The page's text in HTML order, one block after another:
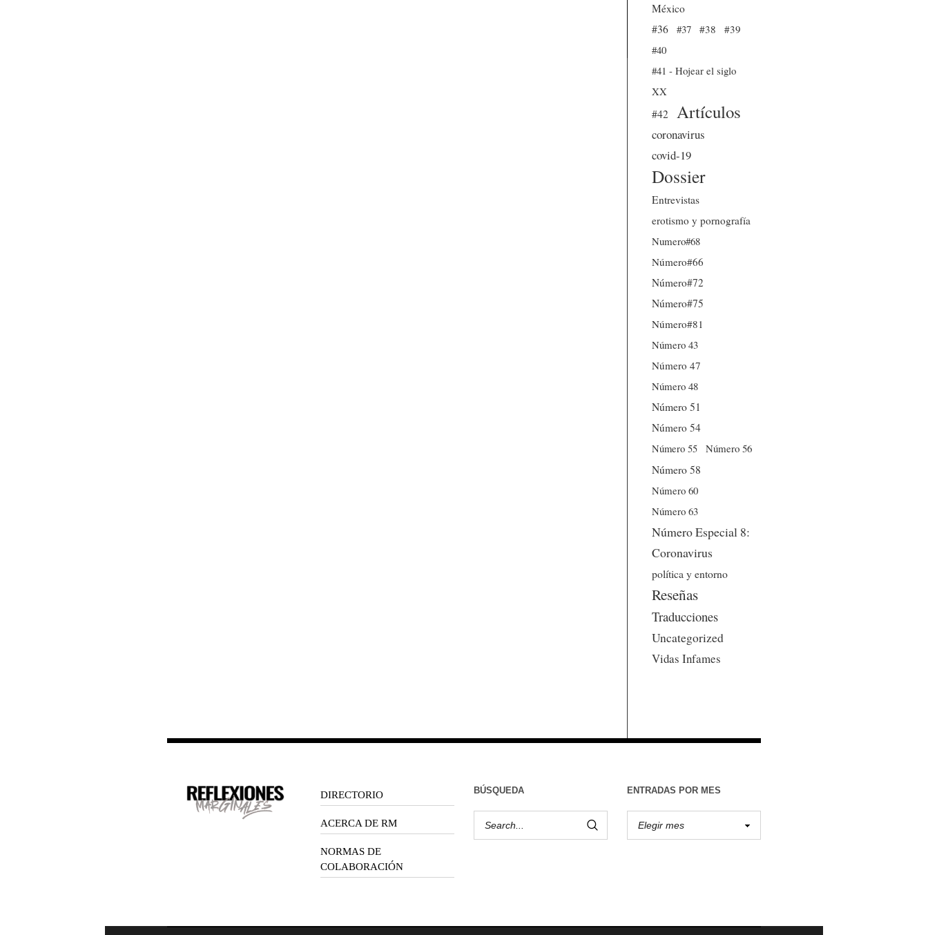
México
#36
#37 #38
#39
#40
#41 - Hojear el siglo
XX
#42
Artículos
coronavirus
covid-19
Dossier
Entrevistas
erotismo y pornografía
Numero#68
Número#66
Número#72
Número#75
Número#81
Número 43
Número 47
Número 48
Número 51
Número 54
Número 55
Número 56
Número 58
Número 60
Número 63
Número Especial 8:
Coronavirus
política y entorno
Reseñas
Traducciones
Uncategorized
Vidas Infames
DIRECTORIO
ACERCA DE RM
NORMAS DE
COLABORACIÓN
BÚSQUEDA ENTRADAS POR MES